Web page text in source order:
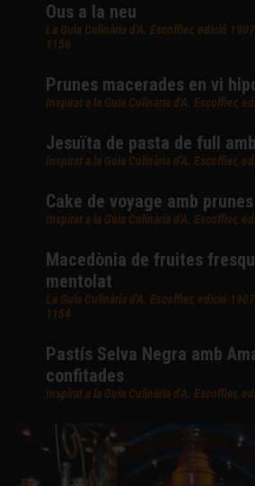
Ous a la neu
La Guia Culinària d'A. Escoffier, edició
1156
Prunes macerades en vi
Inspirat a la Guia Culinària d'A. Escoffier,
Jesuïta de pasta de full
Inspirat a la Guia Culinària d'A. Escoffier,
Cake de voyage amb prunes
Inspirat a la Guia Culinària d'A. Escoffier,
Macedònia de fruites
mentolat
La Guia Culinària d'A. Escoffier, edició
1154
Pastís Selva Negra amb
confitades
Inspirat a la Guia Culinària d'A. Escoffier,